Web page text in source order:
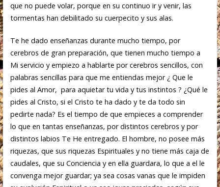
que no puede volar, porque en su continuo ir y venir, las
tormentas han debilitado su cuerpecito y sus alas.
Te he dado enseñanzas durante mucho tiempo, por
cerebros de gran preparación, que tienen mucho tiempo a
Mi servicio y empiezo a hablarte por cerebros sencillos, con
palabras sencillas para que me entiendas mejor ¿ Que le
pides al Amor, para aquietar tu vida y tus instintos ? ¿Qué le
pides al Cristo, si el Cristo te ha dado y te da todo sin
pedirte nada? Es el tiempo de que empieces a comprender
lo que en tantas enseñanzas, por distintos cerebros y por
distintos labios Te He entregado. El hombre, no posee más
riquezas, que sus riquezas Espirituales y no tiene más caja de
caudales, que su Conciencia y en ella guardara, lo que a el le
convenga mejor guardar; ya sea cosas vanas que le impiden